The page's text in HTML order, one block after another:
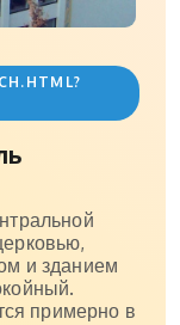
и зданием
примерно в